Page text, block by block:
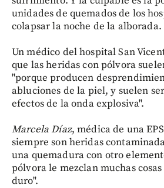
unidades de quemados de los
colapsar la noche de la alborada.
Un médico del hospital San
que las heridas con pólvora
"porque producen
abluciones de la piel, y suelen
efectos de la onda explosiva".
Marcela Díaz, médica de una
siempre son heridas
una quemadura con otro
pólvora le mezclan muchas
duro".